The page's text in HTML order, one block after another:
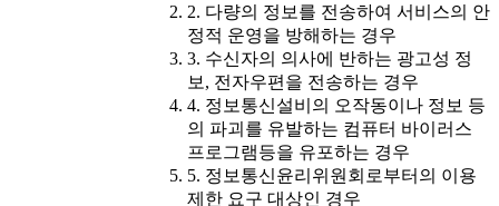
2. 다량의 정보를 전송하여 서비스의 안
정적 운영을 방해하는 경우
3. 수신자의 의사에 반하는 광고성 정
보, 전자우편을 전송하는 경우
4. 정보통신설비의 오작동이나 정보 등
의 파괴를 유발하는 컴퓨터 바이러스
프로그램등을 유포하는 경우
5. 정보통신윤리위원회로부터의 이용
제한 요구 대상인 경우